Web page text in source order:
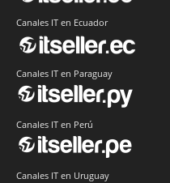
Canales IT en Ecuador
Canales IT en Paraguay
Canales IT en Perú
Canales IT en Uruguay